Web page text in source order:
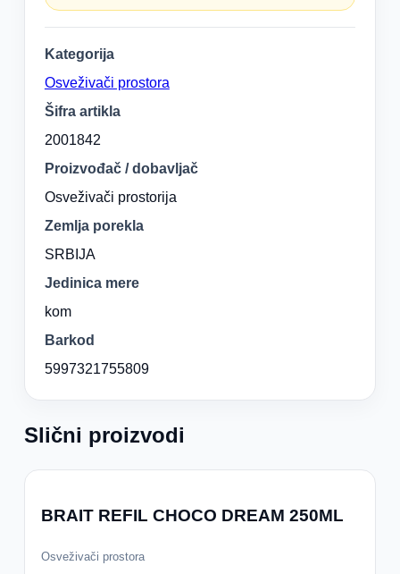
Kategorija
Osveživači prostora
Šifra artikla
2001842
Proizvođač / dobavljač
Osveživači prostorija
Zemlja porekla
SRBIJA
Jedinica mere
kom
Barkod
5997321755809
Slični proizvodi
BRAIT REFIL CHOCO DREAM 250ML
Osveživači prostora